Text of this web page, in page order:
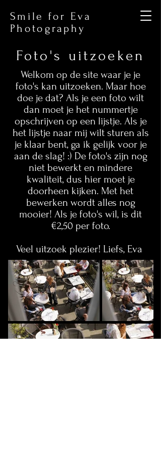
Smile for Eva
Photography
Foto's uitzoeken
Welkom op de site waar je je
foto's kan uitzoeken. Maar hoe
doe je dat? Als je een foto wilt
dan moet je het nummertje
opschrijven op een lijstje. Als je
het lijstje naar mij wilt sturen als
je klaar bent, ga ik gelijk voor je
aan de slag! :) De foto's zijn nog
niet bewerkt en mindere
kwaliteit, dus hier moet je
doorheen kijken. Met het
bewerken wordt alles nog
mooier! Als je foto's wil, is dit
€2,50 per foto.
Veel uitzoek plezier! Liefs, Eva